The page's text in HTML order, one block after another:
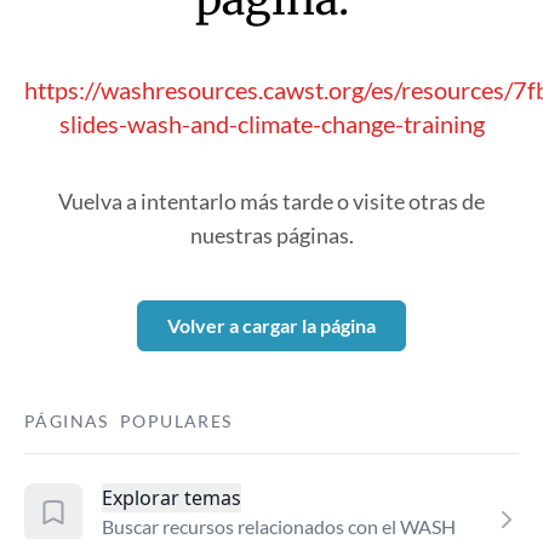
https://washresources.cawst.org/es/resources/
slides-wash-and-climate-change-training
Vuelva a intentarlo más tarde o visite otras de
nuestras páginas.
Volver a cargar la página
PÁGINAS POPULARES
Explorar temas
Buscar recursos relacionados con el WASH